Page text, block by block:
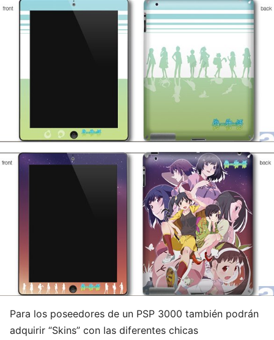
Para los poseedores de un PSP 3000 también podrán
adquirir “Skins” con las diferentes chicas